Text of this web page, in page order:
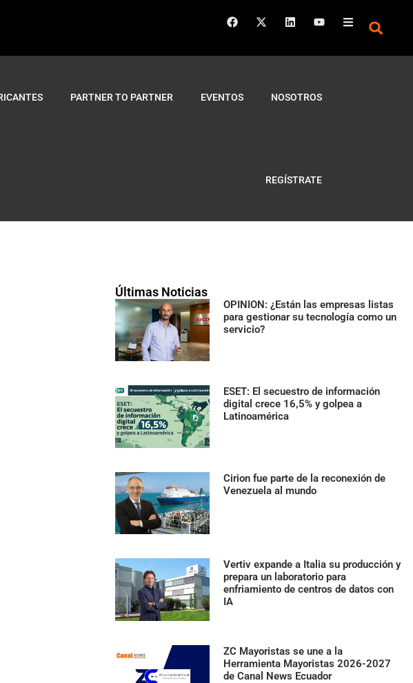
PARTNER TO PARTNER EVENTOS NOSOTROS
REGÍSTRATE
Últimas Noticias
OPINION: ¿Están las empresas listas
para gestionar su tecnología como un
servicio?
ESET: El secuestro de información
digital crece 16,5% y golpea a
Latinoamérica
Cirion fue parte de la reconexión de
Venezuela al mundo
Vertiv expande a Italia su producción y
prepara un laboratorio para
enfriamiento de centros de datos con
IA
ZC Mayoristas se une a la
Herramienta Mayoristas 2026-2027
de Canal News Ecuador